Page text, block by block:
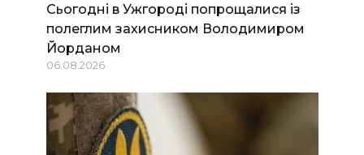
Сьогодні в Ужгороді попрощалися із
полеглим захисником Володимиром
Йорданом
06.08.2026